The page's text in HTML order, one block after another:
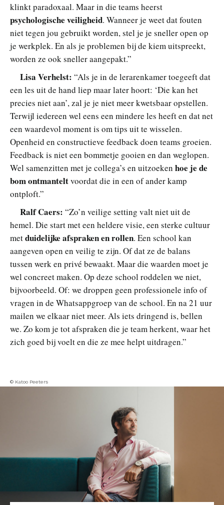
klinkt paradoxaal. Maar in die teams heerst
psychologische veiligheid. Wanneer je weet dat fouten
niet tegen jou gebruikt worden, stel je je sneller open op
je werkplek. En als je problemen bij de kiem uitspreekt,
worden ze ook sneller aangepakt.”
Lisa Verhelst: “Als je in de lerarenkamer toegeeft dat
een les uit de hand liep maar later hoort: ‘Die kan het
precies niet aan’, zal je je niet meer kwetsbaar opstellen.
Terwijl iedereen wel eens een mindere les heeft en dat net
een waardevol moment is om tips uit te wisselen.
Openheid en constructieve feedback doen teams groeien.
Feedback is niet een bommetje gooien en dan weglopen.
Wel samenzitten met je collega’s en uitzoeken hoe je de
bom ontmanteltvoordat die in een of ander kamp
ontploft.”
Ralf Caers: “Zo’n veilige setting valt niet uit de
hemel. Die start met een heldere visie, een sterke cultuur
metduidelijke afspraken en rollen. Een school kan
aangeven open en veilig te zijn. Of dat ze de balans
tussen werk en privé bewaakt. Maar die waarden moet je
wel concreet maken. Op deze school roddelen we niet,
bijvoorbeeld. Of: we droppen geen professionele info of
vragen in de Whatsappgroep van de school. En na 21 uur
mailen we elkaar niet meer. Als iets dringend is, bellen
we. Zo kom je tot afspraken die je team herkent, waar het
zich goed bij voelt en die ze mee helpt uitdragen.”
© Katoo Peeters